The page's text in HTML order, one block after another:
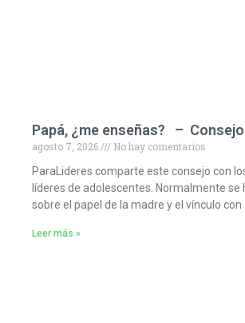
Papá, ¿me enseñas? – Consejo
agosto 7, 2026
No hay comentarios
ParaLideres comparte este consejo con
líderes de adolescentes. Normalmente se
sobre el papel de la madre y el vínculo con
Leer más »